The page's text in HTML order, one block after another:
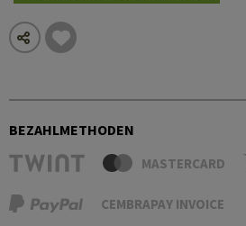
BEZAHLMETHODEN
MASTERCARD
CEMBRAPAY INVOICE